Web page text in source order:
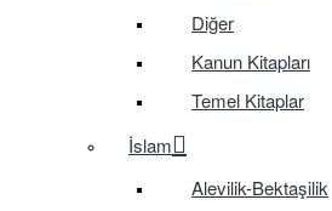
Diğer
Kanun Kitapları
Temel Kitaplar
İslam
Alevilik-Bektaşilik